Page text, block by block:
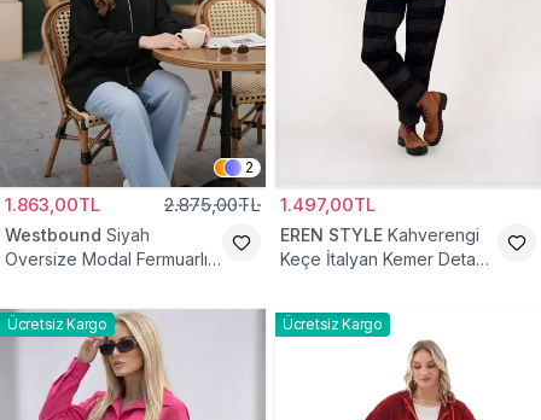
2
1.863,00TL 2.875,00TL
Westbound Siyah
Oversize Modal Fermuarlı
1.497,00TL
EREN STYLE Kahverengi
Keçe İtalyan Kemer Detaylı
Ücretsiz Kargo Ücretsiz Kargo